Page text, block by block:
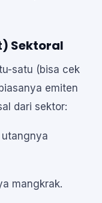
Sektoral
satu (bisa cek
emiten
dari sektor:
utangnya
mangkrak.